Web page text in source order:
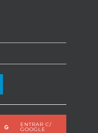
ENTRAR C/
GOOGLE